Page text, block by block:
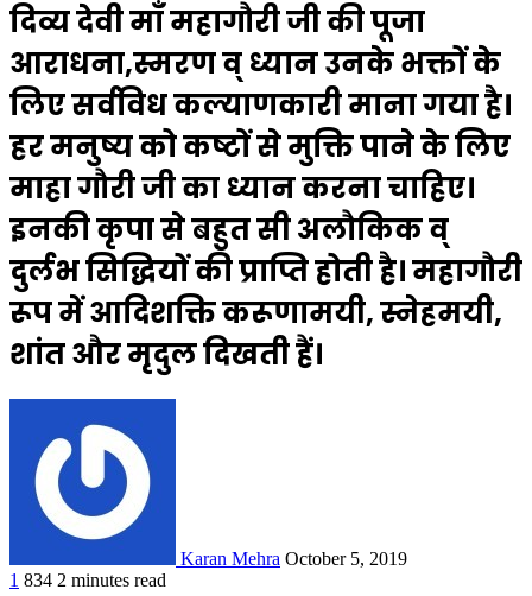
दिव्य देवी माँ महागौरी जी की पूजा
आराधना,स्मरण व् ध्यान उनके भक्तों के
लिए सर्वविध कल्याणकारी माना गया है।
हर मनुष्य को कष्टों से मुक्ति पाने के लिए
माहा गौरी जी का ध्यान करना चाहिए।
इनकी कृपा से बहुत सी अलौकिक व्
दुर्लभ सिद्धियों की प्राप्ति होती है। महागौरी
रूप में आदिशक्ति करूणामयी, स्नेहमयी,
शांत और मृदुल दिखती हैं।
Karan Mehra October 5, 2019
1 834 2 minutes read